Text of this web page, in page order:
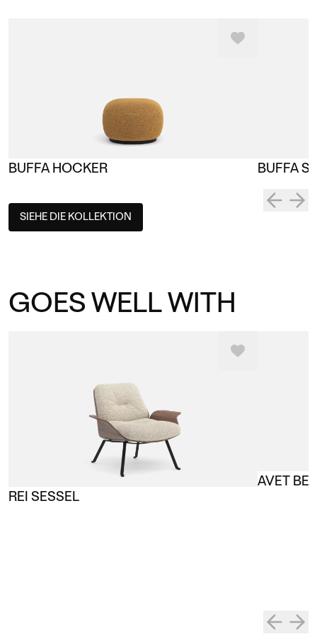
BUFFA HOCKER BUFFA
SIEHE DIE KOLLEKTION
GOES WELL WITH
REI SESSEL
AVET